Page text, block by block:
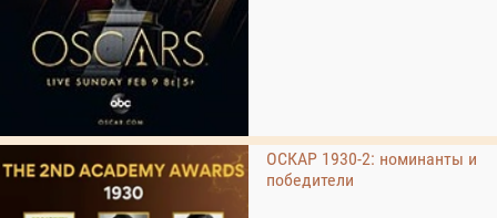
ОСКАР 1930-2: номинанты и
победители